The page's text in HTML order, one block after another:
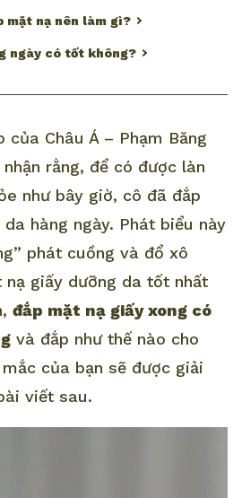
mặt nạ nên làm gì?
ngày có tốt không?
của Châu Á – Phạm Băng
rằng, để có được làn
như bây giờ, cô đã đắp
hàng ngày. Phát biểu này
phát cuồng và đổ xô
giấy dưỡng da tốt nhất
đắp mặt nạ giấy xong có
và đắp như thế nào cho
của bạn sẽ được giải
viết sau.